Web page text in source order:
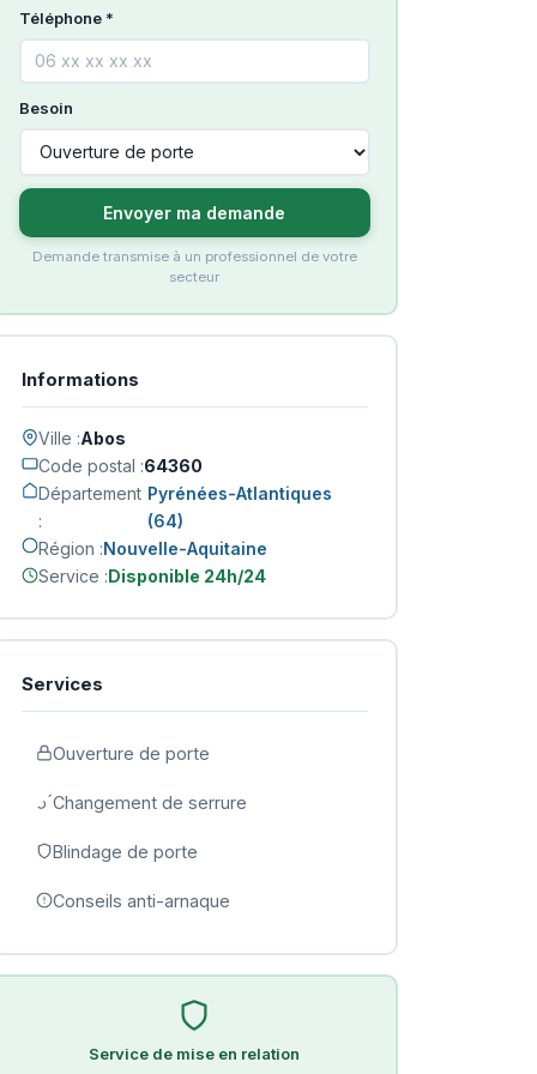
Téléphone *
Besoin
Envoyer ma demande
Demande transmise à un professionnel de votre
secteur
Informations
Ville :Abos
Code postal :64360
Département
:
Pyrénées-Atlantiques
(64)
Région :Nouvelle-Aquitaine
Service :Disponible 24h/24
Services
Ouverture de porte
Changement de serrure
Blindage de porte
Conseils anti-arnaque
Service de mise en relation